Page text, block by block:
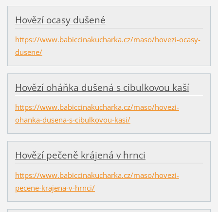
Hovězí ocasy dušené
https://www.babiccinakucharka.cz/maso/hovezi-ocasy-
dusene/
Hovězí oháňka dušená s cibulkovou kaší
https://www.babiccinakucharka.cz/maso/hovezi-
ohanka-dusena-s-cibulkovou-kasi/
Hovězí pečeně krájená v hrnci
https://www.babiccinakucharka.cz/maso/hovezi-
pecene-krajena-v-hrnci/